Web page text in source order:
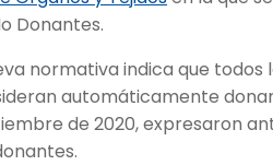
Donantes.
normativa indica que todos
automáticamente
de 2020, expresaron